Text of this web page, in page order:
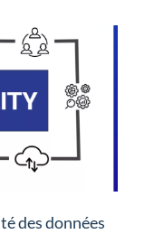
des données